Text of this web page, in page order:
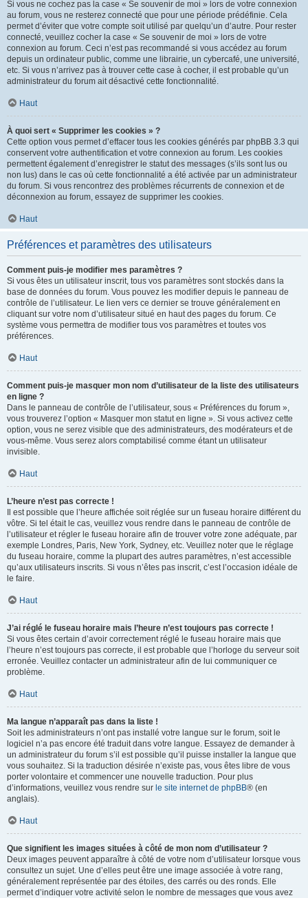
Si vous ne cochez pas la case « Se souvenir de moi » lors de votre connexion
au forum, vous ne resterez connecté que pour une période prédéfinie. Cela
permet d’éviter que votre compte soit utilisé par quelqu’un d’autre. Pour rester
connecté, veuillez cocher la case « Se souvenir de moi » lors de votre
connexion au forum. Ceci n’est pas recommandé si vous accédez au forum
depuis un ordinateur public, comme une librairie, un cybercafé, une université,
etc. Si vous n’arrivez pas à trouver cette case à cocher, il est probable qu’un
administrateur du forum ait désactivé cette fonctionnalité.
Haut
À quoi sert « Supprimer les cookies » ?
Cette option vous permet d’effacer tous les cookies générés par phpBB 3.3 qui
conservent votre authentification et votre connexion au forum. Les cookies
permettent également d’enregistrer le statut des messages (s’ils sont lus ou
non lus) dans le cas où cette fonctionnalité a été activée par un administrateur
du forum. Si vous rencontrez des problèmes récurrents de connexion et de
déconnexion au forum, essayez de supprimer les cookies.
Haut
Préférences et paramètres des utilisateurs
Comment puis-je modifier mes paramètres ?
Si vous êtes un utilisateur inscrit, tous vos paramètres sont stockés dans la
base de données du forum. Vous pouvez les modifier depuis le panneau de
contrôle de l’utilisateur. Le lien vers ce dernier se trouve généralement en
cliquant sur votre nom d’utilisateur situé en haut des pages du forum. Ce
système vous permettra de modifier tous vos paramètres et toutes vos
préférences.
Haut
Comment puis-je masquer mon nom d’utilisateur de la liste des utilisateurs
en ligne ?
Dans le panneau de contrôle de l’utilisateur, sous « Préférences du forum »,
vous trouverez l’option « Masquer mon statut en ligne ». Si vous activez cette
option, vous ne serez visible que des administrateurs, des modérateurs et de
vous-même. Vous serez alors comptabilisé comme étant un utilisateur
invisible.
Haut
L’heure n’est pas correcte !
Il est possible que l’heure affichée soit réglée sur un fuseau horaire différent du
vôtre. Si tel était le cas, veuillez vous rendre dans le panneau de contrôle de
l’utilisateur et régler le fuseau horaire afin de trouver votre zone adéquate, par
exemple Londres, Paris, New York, Sydney, etc. Veuillez noter que le réglage
du fuseau horaire, comme la plupart des autres paramètres, n’est accessible
qu’aux utilisateurs inscrits. Si vous n’êtes pas inscrit, c’est l’occasion idéale de
le faire.
Haut
J’ai réglé le fuseau horaire mais l’heure n’est toujours pas correcte !
Si vous êtes certain d’avoir correctement réglé le fuseau horaire mais que
l’heure n’est toujours pas correcte, il est probable que l’horloge du serveur soit
erronée. Veuillez contacter un administrateur afin de lui communiquer ce
problème.
Haut
Ma langue n’apparaît pas dans la liste !
Soit les administrateurs n’ont pas installé votre langue sur le forum, soit le
logiciel n’a pas encore été traduit dans votre langue. Essayez de demander à
un administrateur du forum s’il est possible qu’il puisse installer la langue que
vous souhaitez. Si la traduction désirée n’existe pas, vous êtes libre de vous
porter volontaire et commencer une nouvelle traduction. Pour plus
d’informations, veuillez vous rendre sur le site internet de phpBB® (en
anglais).
Haut
Que signifient les images situées à côté de mon nom d’utilisateur ?
Deux images peuvent apparaître à côté de votre nom d’utilisateur lorsque vous
consultez un sujet. Une d’elles peut être une image associée à votre rang,
généralement représentée par des étoiles, des carrés ou des ronds. Elle
permet d’indiquer votre activité selon le nombre de messages que vous avez